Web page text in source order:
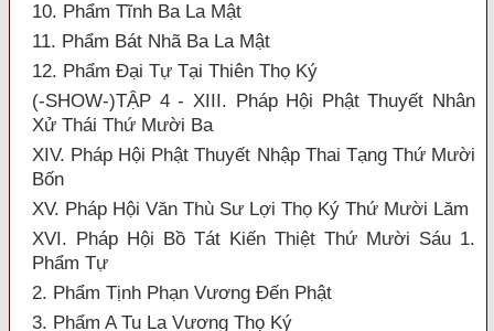
10. Phẩm Tĩnh Ba La Mật
11. Phẩm Bát Nhã Ba La Mật
12. Phẩm Đại Tự Tại Thiên Thọ Ký
(-SHOW-)TẬP 4 - XIII. Pháp Hội Phật Thuyết Nhân
Xử Thái Thứ Mười Ba
XIV. Pháp Hội Phật Thuyết Nhập Thai Tạng Thứ Mười
Bốn
XV. Pháp Hội Văn Thù Sư Lợi Thọ Ký Thứ Mười Lăm
XVI. Pháp Hội Bồ Tát Kiến Thiệt Thứ Mười Sáu 1.
Phẩm Tự
2. Phẩm Tịnh Phạn Vương Đến Phật
3. Phẩm A Tu La Vương Thọ Ký